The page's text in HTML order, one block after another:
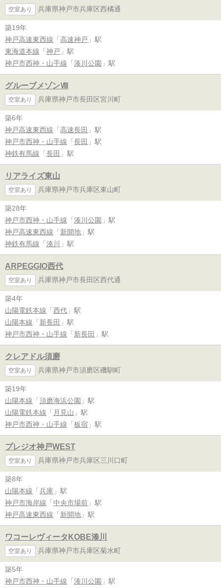
空室あり 兵庫県神戸市兵庫区西橘通
築19年
神戸高速東西線 「 高速神戸 」駅
東海道本線 「 神戸 」駅
神戸市西神・山手線 「 湊川公園 」駅
グルーブメゾンⅧ
空室あり 兵庫県神戸市長田区宮川町
築6年
神戸高速東西線 「 高速長田 」駅
神戸市西神・山手線 「 長田 」駅
神鉄有馬線 「 長田 」駅
リアライズ東山
空室あり 兵庫県神戸市兵庫区東山町
築28年
神戸市西神・山手線 「 湊川公園 」駅
神戸高速東西線 「 新開地 」駅
神鉄有馬線 「 湊川 」駅
ARPEGGIO西代
空室あり 兵庫県神戸市長田区西代通
築4年
山陽電鉄本線 「 西代 」駅
山陽本線 「 新長田 」駅
神戸市西神・山手線 「 新長田 」駅
クレアドル須磨
空室あり 兵庫県神戸市須磨区磯馴町
築19年
山陽本線 「 須磨海浜公園 」駅
山陽電鉄本線 「 月見山 」駅
神戸市西神・山手線 「 板宿 」駅
プレジオ神戸WEST
空室あり 兵庫県神戸市兵庫区三川口町
築8年
山陽本線 「 兵庫 」駅
神戸市海岸線 「 中央市場前 」駅
神戸高速東西線 「 新開地 」駅
ワコーレヴィータKOBE湊川
空室あり 兵庫県神戸市兵庫区菊水町
築5年
神戸市西神・山手線 「 湊川公園 」駅